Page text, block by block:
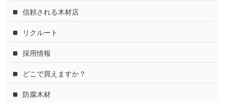
信頼される木材店
リクルート
採用情報
どこで買えますか？
防腐木材